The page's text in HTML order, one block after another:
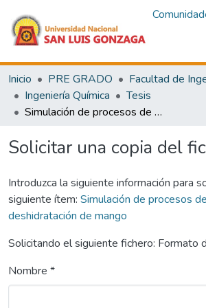
Inicio PRE GRADO
Ingeniería Química
Tesis
Simulación de procesos de un sistema de deshidratación de mango
Solicitar una copia del
Introduzca la siguiente información para
siguiente ítem: Simulación de procesos
deshidratación de mango
Solicitando el siguiente fichero: Formato
Nombre *